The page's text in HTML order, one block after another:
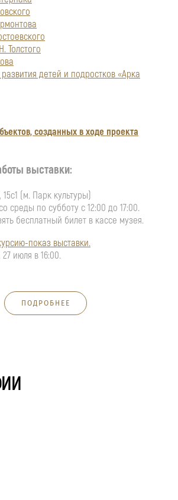
Толстого
детей и подростков «Арка
созданных в ходе проекта
выставки:
(м. Парк культуры)
среды по субботу с 12:00 до 17:00.
бесплатный билет в кассе музея.
показ выставки.
июля в 16:00.
ПОДРОБНЕЕ